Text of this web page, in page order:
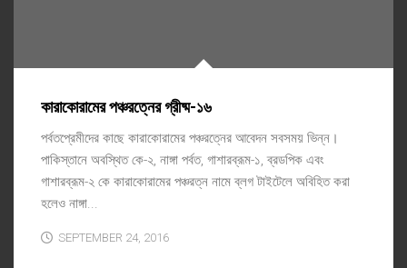
কারাকোরামের পঞ্চরত্নের গ্রীষ্ম-১৬
পর্বতপ্রেমীদের কাছে কারাকোরামের পঞ্চরত্নের আবেদন সবসময় ভিন্ন।
পাকিস্তানে অবস্থিত কে-২, নাঙ্গা পর্বত, গাশারব্রূম-১, ব্রডপিক এবং
গাশারব্রূম-২ কে কারাকোরামের পঞ্চরত্ন নামে ব্লগ টাইটেলে অবিহিত করা
হলেও নাঙ্গা...
SEPTEMBER 24, 2016